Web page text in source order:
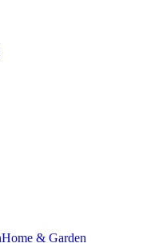
Home & Garden